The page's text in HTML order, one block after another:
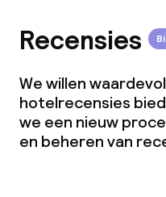
Recensies
We willen
hotelrecensies
we een nieuw
en beheren van